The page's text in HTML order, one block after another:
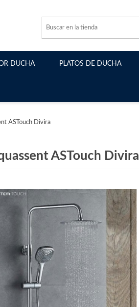
DUCHA PLATOS DE DUCHA
ASTouch Divira
ASTouch Divira